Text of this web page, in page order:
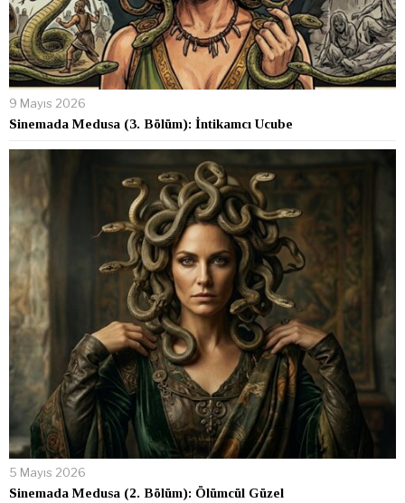
9 Mayıs 2026
Sinemada Medusa (3. Bölüm): İntikamcı Ucube
5 Mayıs 2026
Sinemada Medusa (2. Bölüm): Ölümcül Güzel